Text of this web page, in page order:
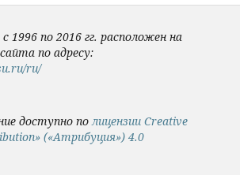
1996 по 2016 гг. расположен на
по адресу:
ru/
доступно полицензии Creative
(«Атрибуция») 4.0